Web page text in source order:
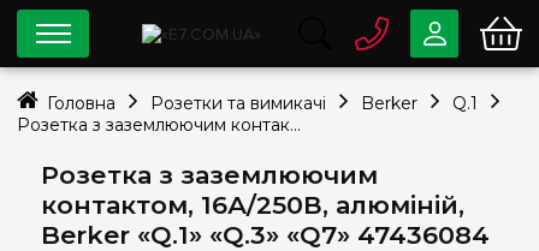
Розетка з заземлюючим
контактом, 16А/250В, алюміній,
Berker «Q.1» «Q.3» «Q7» 47436084
0 80033-63-07
info@e7.com.ua
044334-79-78
Viber Telegram
Головна Розетки та вимикачі Berker
Q.1
Розетка з заземлюючим контактом, 16А/250В, алюміній, Berker «Q.1» «Q.3» «Q7» 47436084